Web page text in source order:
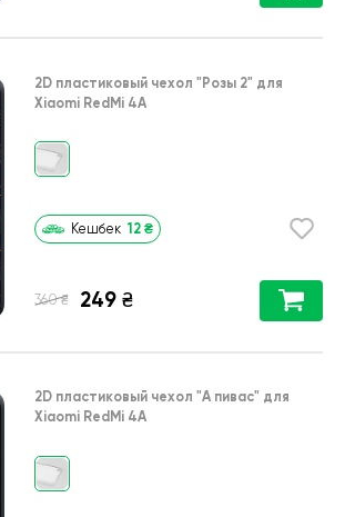
2D пластиковый чехол "Розы 2" для
Xiaomi RedMi 4A
Кешбек 12 ₴
360 ₴ 249 ₴
2D пластиковый чехол "А пивас" для
Xiaomi RedMi 4A